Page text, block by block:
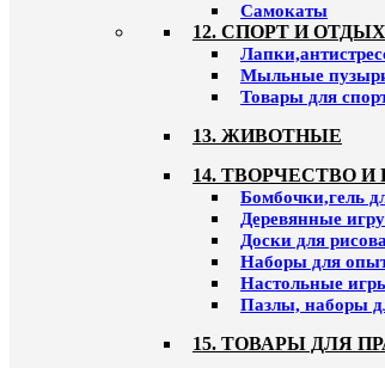
Самокаты
12. СПОРТ И ОТДЫХ
Мыльные
Товары для
13. ЖИВОТНЫЕ
14. ТВОРЧЕСТВО И
Бомбочки,гель
Деревянные
Доски для
Наборы для
Настольные
Пазлы, наборы
15. ТОВАРЫ ДЛЯ